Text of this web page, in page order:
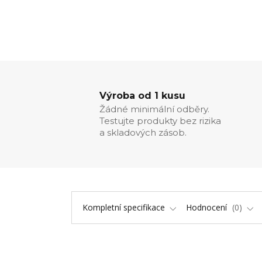
Výroba od 1 kusu
Žádné minimální odběry.
Testujte produkty bez rizika
a skladových zásob.
Kompletní specifikace Hodnocení 0